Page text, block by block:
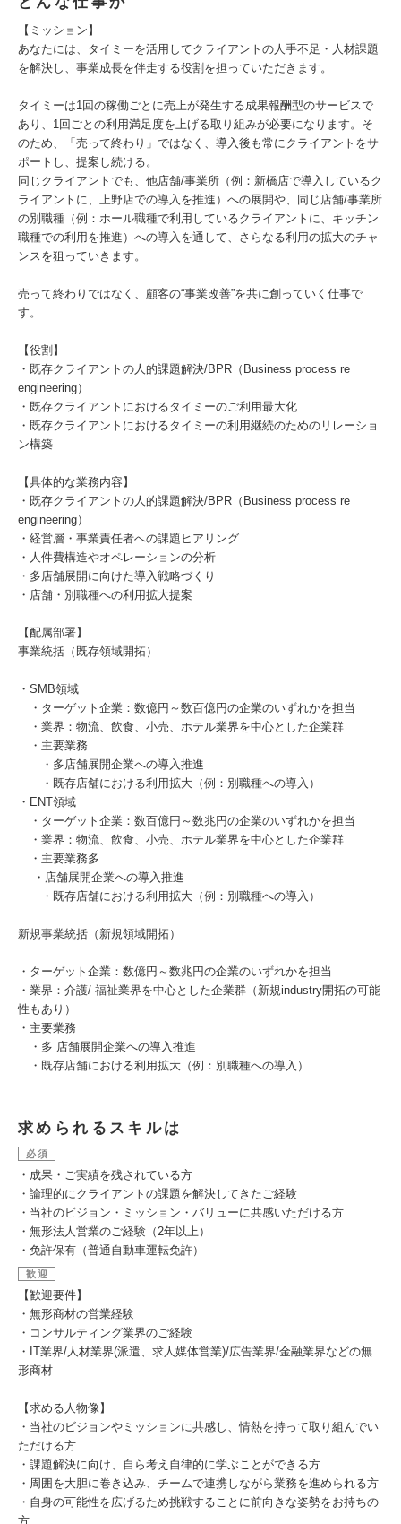
【ミッション】
あなたには、タイミーを活用してクライアントの人手不足・人材課題
を解決し、事業成長を伴走する役割を担っていただきます。
タイミーは1回の稼働ごとに売上が発生する成果報酬型のサービスで
あり、1回ごとの利用満足度を上げる取り組みが必要になります。そ
のため、「売って終わり」ではなく、導入後も常にクライアントをサ
ポートし、提案し続ける。
同じクライアントでも、他店舗/事業所（例：新橋店で導入しているク
ライアントに、上野店での導入を推進）への展開や、同じ店舗/事業所
の別職種（例：ホール職種で利用しているクライアントに、キッチン
職種での利用を推進）への導入を通して、さらなる利用の拡大のチャ
ンスを狙っていきます。
売って終わりではなく、顧客の“事業改善”を共に創っていく仕事で
す。
【役割】
・既存クライアントの人的課題解決/BPR（Business process re
engineering）
・既存クライアントにおけるタイミーのご利用最大化
・既存クライアントにおけるタイミーの利用継続のためのリレーショ
ン構築
【具体的な業務内容】
・既存クライアントの人的課題解決/BPR（Business process re
engineering）
・経営層・事業責任者への課題ヒアリング
・人件費構造やオペレーションの分析
・多店舗展開に向けた導入戦略づくり
・店舗・別職種への利用拡大提案
【配属部署】
事業統括（既存領域開拓）
・SMB領域
・ターゲット企業：数億円～数百億円の企業のいずれかを担当
・業界：物流、飲食、小売、ホテル業界を中心とした企業群
・主要業務
・多店舗展開企業への導入推進
・既存店舗における利用拡大（例：別職種への導入）
・ENT領域
・ターゲット企業：数百億円～数兆円の企業のいずれかを担当
・業界：物流、飲食、小売、ホテル業界を中心とした企業群
・主要業務多
・店舗展開企業への導入推進
・既存店舗における利用拡大（例：別職種への導入）
新規事業統括（新規領域開拓）
・ターゲット企業：数億円～数兆円の企業のいずれかを担当
・業界：介護/ 福祉業界を中心とした企業群（新規industry開拓の可能
性もあり）
・主要業務
・多 店舗展開企業への導入推進
・既存店舗における利用拡大（例：別職種への導入）
求められるスキルは
必須
・成果・ご実績を残されている方
・論理的にクライアントの課題を解決してきたご経験
・当社のビジョン・ミッション・バリューに共感いただける方
・無形法人営業のご経験（2年以上）
・免許保有（普通自動車運転免許）
歓迎
【歓迎要件】
・無形商材の営業経験
・コンサルティング業界のご経験
・IT業界/人材業界(派遣、求人媒体営業)/広告業界/金融業界などの無
形商材
【求める人物像】
・当社のビジョンやミッションに共感し、情熱を持って取り組んでい
ただける方
・課題解決に向け、自ら考え自律的に学ぶことができる方
・周囲を大胆に巻き込み、チームで連携しながら業務を進められる方
・自身の可能性を広げるため挑戦することに前向きな姿勢をお持ちの
方